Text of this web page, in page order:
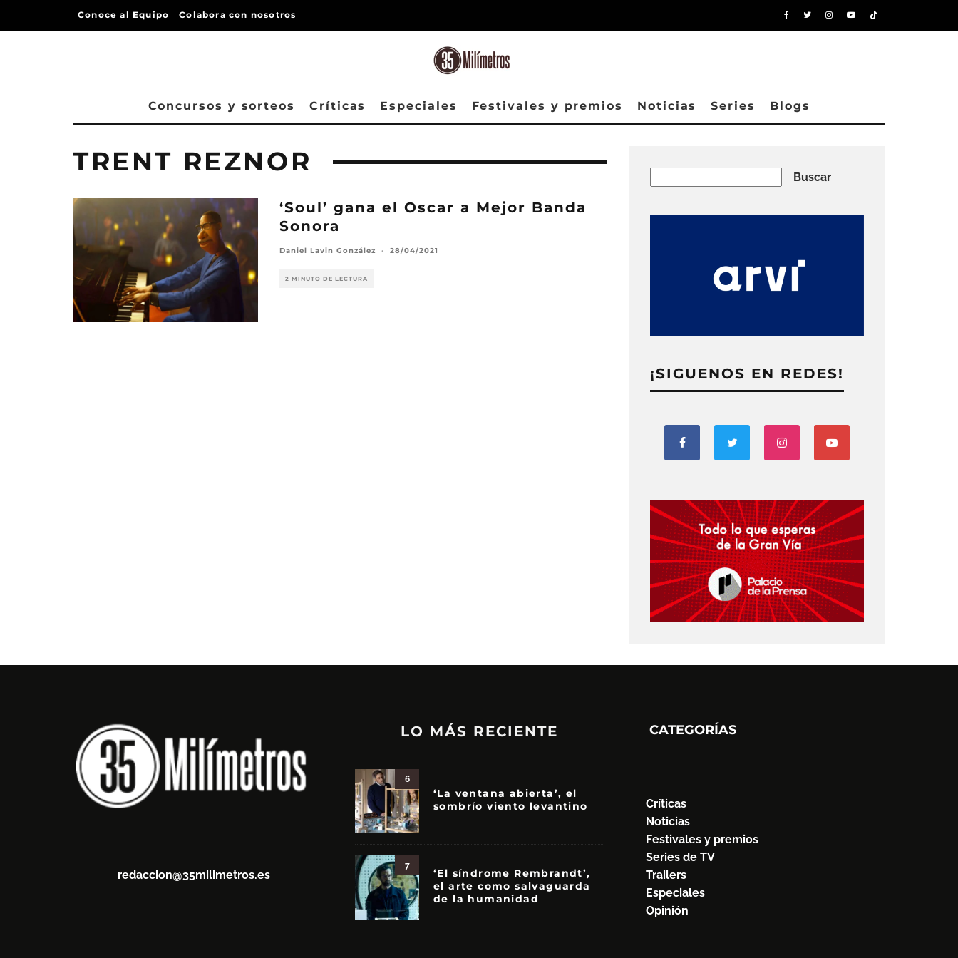
Conoce al Equipo Colabora con nosotros
Concursos y sorteos Críticas Especiales Festivales y premios Noticias Series Blogs
TRENT REZNOR
‘Soul’ gana el Oscar a Mejor Banda
Sonora
Daniel Lavin González · 28/04/2021
2 MINUTO DE LECTURA
Buscar
¡SIGUENOS EN REDES!
redaccion@35milimetros.es
LO MÁS RECIENTE
6
‘La ventana abierta’, el
sombrío viento levantino
7
‘El síndrome Rembrandt’,
el arte como salvaguarda
de la humanidad
CATEGORÍAS
Críticas
Noticias
Festivales y premios
Series de TV
Trailers
Especiales
Opinión